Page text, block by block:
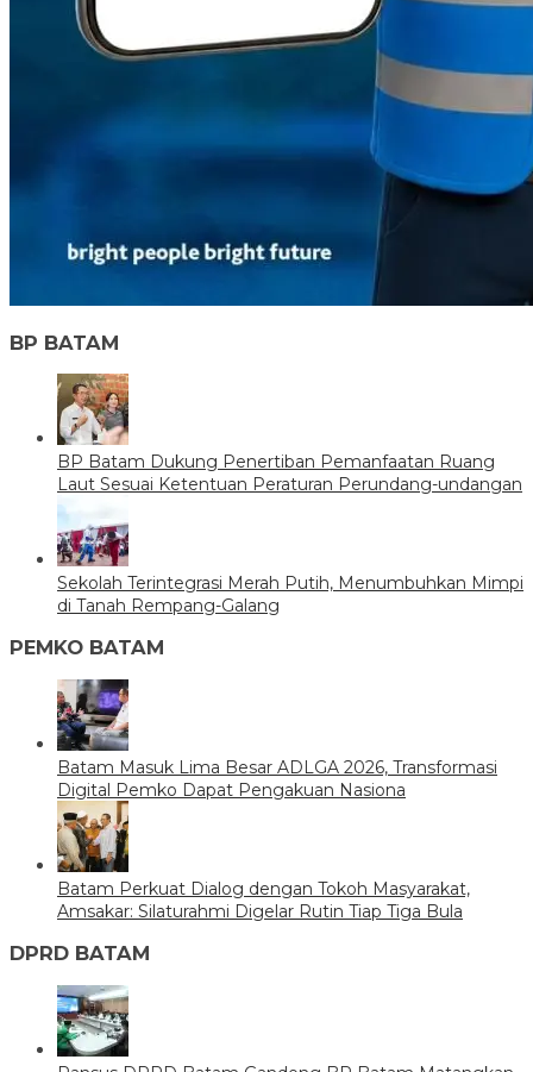
BP BATAM
BP Batam Dukung Penertiban Pemanfaatan Ruang
Laut Sesuai Ketentuan Peraturan Perundang-undangan
Sekolah Terintegrasi Merah Putih, Menumbuhkan Mimpi
di Tanah Rempang-Galang
PEMKO BATAM
Batam Masuk Lima Besar ADLGA 2026, Transformasi
Digital Pemko Dapat Pengakuan Nasiona
Batam Perkuat Dialog dengan Tokoh Masyarakat,
Amsakar: Silaturahmi Digelar Rutin Tiap Tiga Bula
DPRD BATAM